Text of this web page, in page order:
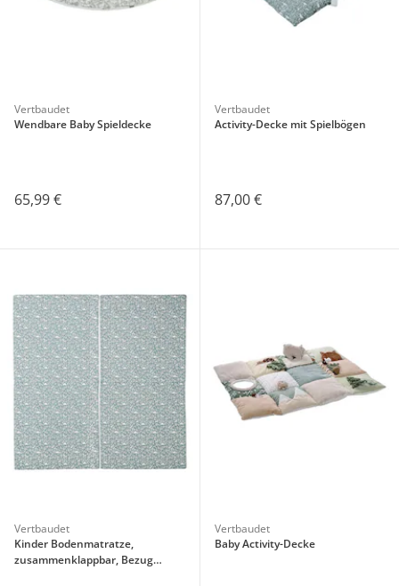
Vertbaudet
Wendbare Baby Spieldecke
65,99 €
Vertbaudet
Activity-Decke mit Spielbögen
87,00 €
Vertbaudet
Kinder Bodenmatratze,
zusammenklappbar, Bezug
Vertbaudet
Baby Activity-Decke